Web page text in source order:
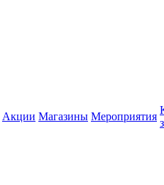
Акции Магазины Мероприятия